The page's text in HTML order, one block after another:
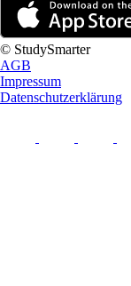
© StudySmarter
AGB
Impressum
Datenschutzerklärung